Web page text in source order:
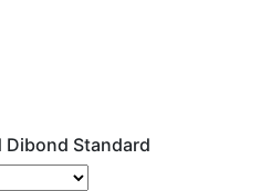
Dibond Standard